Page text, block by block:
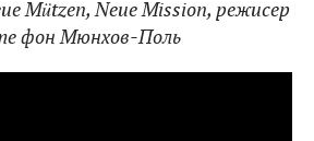
Mützen, Neue Mission, режисер
фон Мюнхов-Поль